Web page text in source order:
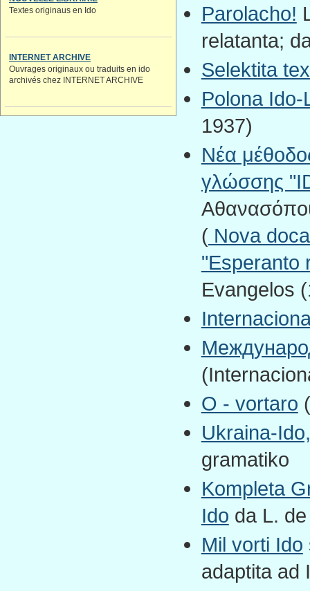
Textes originaus en Ido
INTERNET ARCHIVE
Ouvrages originaux ou traduits en ido
archivés chez INTERNET ARCHIVE
Parolacho!
relatanta;
Selektita
Polona Ido-
1937)
Νέα
γλώσσης
(Nova
"Esperanto
Evangelos
О - vortaro
Ukraina-
gramatiko
Kompleta
Ido da L.
Mil vorti Ido
adaptita ad